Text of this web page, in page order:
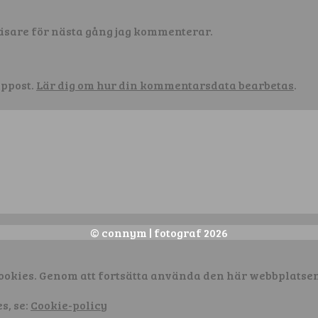
för nästa gång jag kommenterar.
Lär dig om hur din kommentarsdata bearbetas.
© connym | fotograf 2026
Genom att fortsätta använda den här
se: Cookie-policy